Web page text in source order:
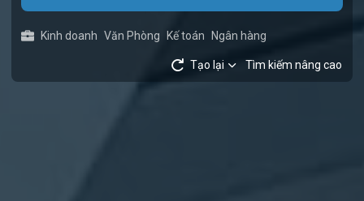
Kinh doanh Văn Phòng Kế toán Ngân hàng
Tạo lại Tìm kiếm nâng cao